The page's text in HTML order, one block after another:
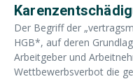
Der Begriff der
HGB*, auf deren
Arbeitgeber und
Wettbewerbsverbot die